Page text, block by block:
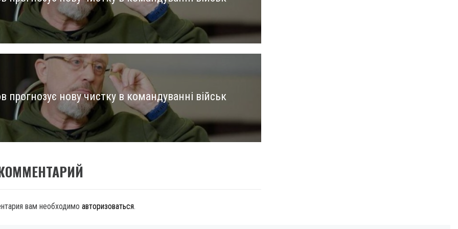
прогнозує нову чистку в командуванні військ
вам необходимо авторизоваться.